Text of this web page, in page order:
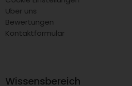
Über uns
Bewertungen
Kontaktformular
Wissensbereich